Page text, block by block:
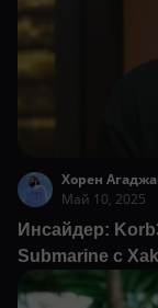
Хорен
Май 10, 2025
Инсайдер:
Submarine с